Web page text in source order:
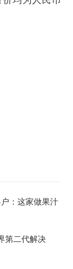
：这家做果汁
第二代解决